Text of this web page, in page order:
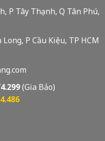
P Tây Thạnh, Q Tân Phú,
P Cầu Kiệu, TP HCM
(Gia Bảo)